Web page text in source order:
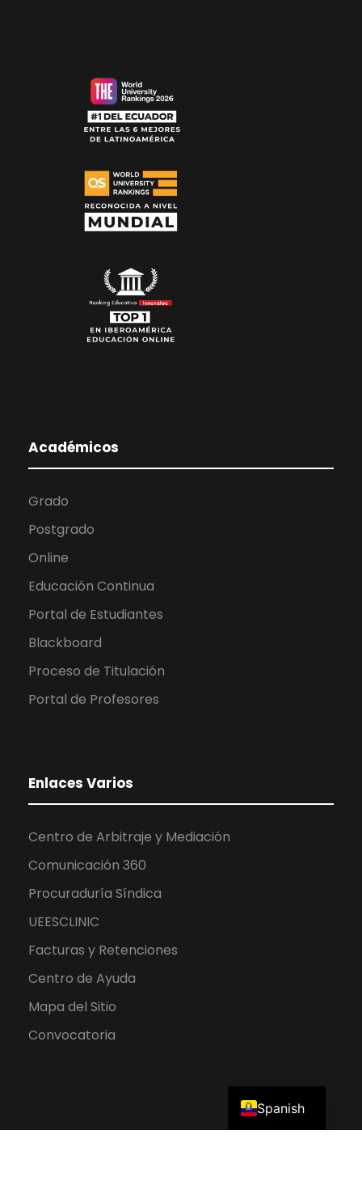
Académicos
Grado
Postgrado
Online
Educación Continua
Portal de Estudiantes
Blackboard
Proceso de Titulación
Portal de Profesores
Enlaces Varios
Centro de Arbitraje y Mediación
Comunicación 360
Procuraduría Síndica
UEESCLINIC
Facturas y Retenciones
Centro de Ayuda
Mapa del Sitio
Convocatoria
Spanish